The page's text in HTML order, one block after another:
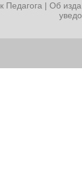
Педагога | Об